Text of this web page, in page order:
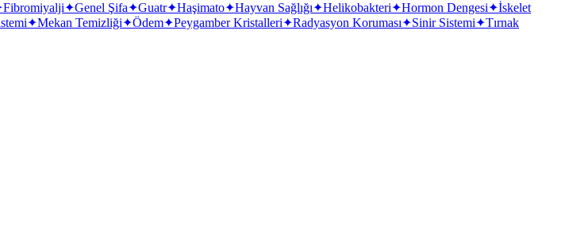
Fibromiyalji✦Genel Şifa✦Guatr✦Haşimato✦Hayvan Sağlığı✦Helikobakteri✦Hormon Dengesi✦İskelet
✦Mekan Temizliği✦Ödem✦Peygamber Kristalleri✦Radyasyon Koruması✦Sinir Sistemi✦Tırnak